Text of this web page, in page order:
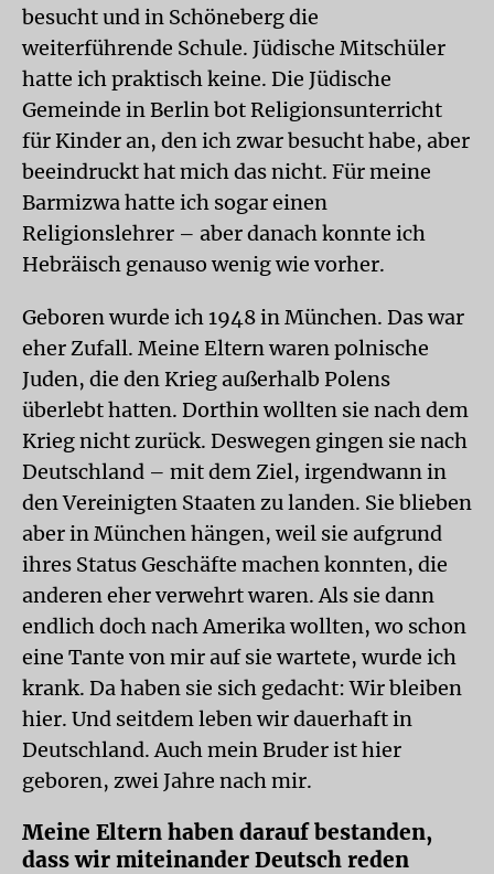
besucht und in Schöneberg die
weiterführende Schule. Jüdische Mitschüler
hatte ich praktisch keine. Die Jüdische
Gemeinde in Berlin bot Religionsunterricht
für Kinder an, den ich zwar besucht habe, aber
beeindruckt hat mich das nicht. Für meine
Barmizwa hatte ich sogar einen
Religionslehrer – aber danach konnte ich
Hebräisch genauso wenig wie vorher.
Geboren wurde ich 1948 in München. Das war
eher Zufall. Meine Eltern waren polnische
Juden, die den Krieg außerhalb Polens
überlebt hatten. Dorthin wollten sie nach dem
Krieg nicht zurück. Deswegen gingen sie nach
Deutschland – mit dem Ziel, irgendwann in
den Vereinigten Staaten zu landen. Sie blieben
aber in München hängen, weil sie aufgrund
ihres Status Geschäfte machen konnten, die
anderen eher verwehrt waren. Als sie dann
endlich doch nach Amerika wollten, wo schon
eine Tante von mir auf sie wartete, wurde ich
krank. Da haben sie sich gedacht: Wir bleiben
hier. Und seitdem leben wir dauerhaft in
Deutschland. Auch mein Bruder ist hier
geboren, zwei Jahre nach mir.
Meine Eltern haben darauf bestanden,
dass wir miteinander Deutsch reden